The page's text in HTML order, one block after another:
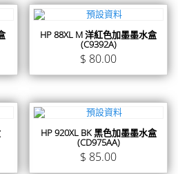
HP 88XL M 洋紅色加墨墨水盒
(C9392A)
$ 80.00
HP 920XL BK 黑色加墨墨水盒
(CD975AA)
$ 85.00